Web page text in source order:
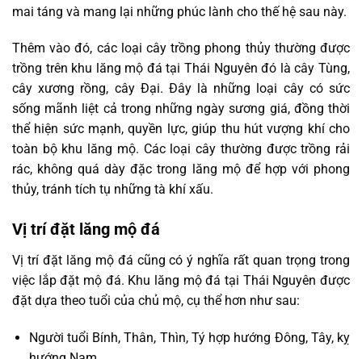
mai táng và mang lại những phúc lành cho thế hệ sau này.
Thêm vào đó, các loại cây trồng phong thủy thường được
trồng trên khu lăng mộ đá tại Thái Nguyên đó là cây Tùng,
cây xương rồng, cây Đại. Đây là những loại cây có sức
sống mãnh liệt cả trong những ngày sương giá, đồng thời
thể hiện sức mạnh, quyền lực, giúp thu hút vượng khí cho
toàn bộ khu lăng mộ. Các loại cây thường được trồng rải
rác, không quá dày đặc trong lăng mộ để hợp với phong
thủy, tránh tích tụ những tà khí xấu.
Vị trí đặt lăng mộ đá
Vị trí đặt lăng mộ đá cũng có ý nghĩa rất quan trọng trong
việc lắp đặt mộ đá. Khu lăng mộ đá tại Thái Nguyên được
đặt dựa theo tuổi của chủ mộ, cụ thể hơn như sau:
Người tuổi Bính, Thân, Thìn, Tý hợp hướng Đông, Tây, kỵ